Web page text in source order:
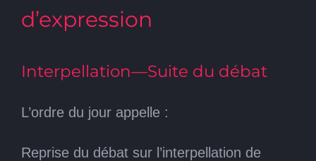
d’expression
Interpellation—Suite du débat
L’ordre du jour appelle :
Reprise du débat sur l’interpellation de